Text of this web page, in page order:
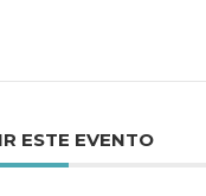
ESTE EVENTO